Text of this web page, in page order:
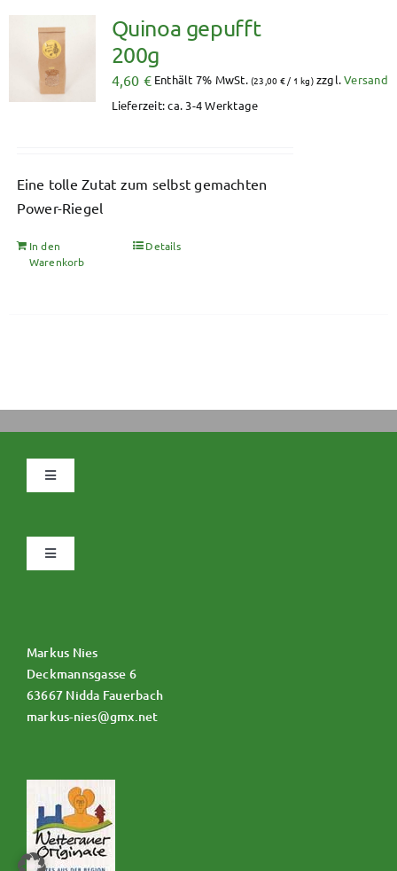
Quinoa gepufft
200g
4,60 € Enthält 7% MwSt. (23,00 €/ 1 kg) zzgl.Versand
Lieferzeit: ca. 3-4 Werktage
Eine tolle Zutat zum selbst gemachten
Power-Riegel
In den
Warenkorb
Details
Navigation
Navigation
Zahlungsweisen
Widerruf
Markus Nies
Deckmannsgasse 6
63667 Nidda Fauerbach
markus-nies@gmx.net